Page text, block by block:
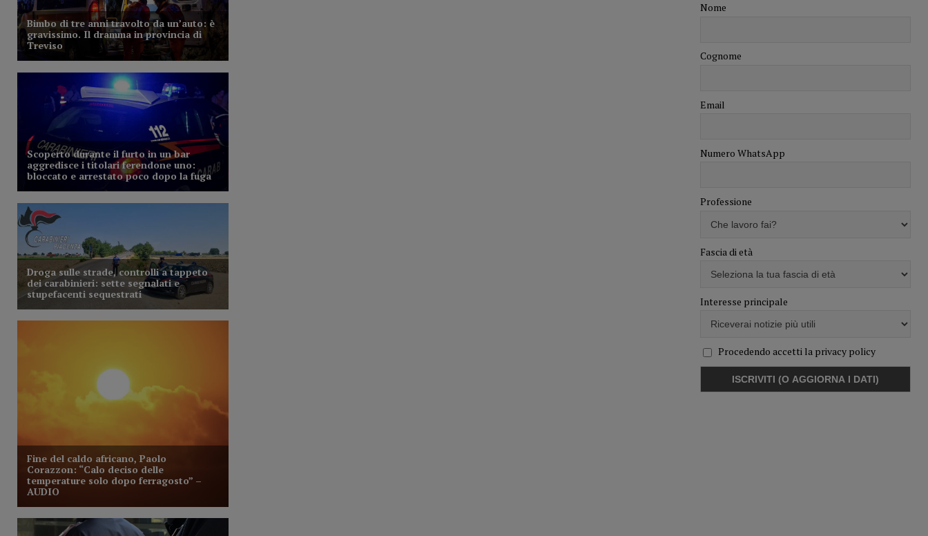
Nome
Cognome
Email
Numero WhatsApp
Professione
Fascia di età
Interesse principale
Procedendo accetti la privacy policy